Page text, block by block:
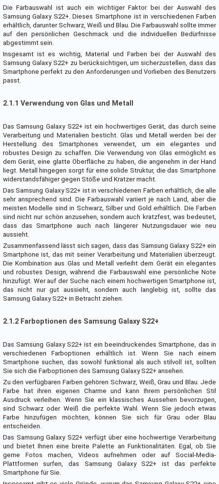
Die Farbauswahl ist auch ein wichtiger Faktor bei der Auswahl des
Samsung Galaxy S22+. Dieses Smartphone ist in verschiedenen Farben
erhältlich, darunter Schwarz, Weiß und Blau. Die Farbauswahl sollte immer
auf den persönlichen Geschmack und die individuellen Bedürfnisse
abgestimmt sein.
Insgesamt ist es wichtig, Material und Farben bei der Auswahl des
Samsung Galaxy S22+ zu berücksichtigen, um sicherzustellen, dass das
Smartphone perfekt zu den Anforderungen und Vorlieben des Benutzers
passt.
2.1.1 Verwendung von Glas und Metall
Das Samsung Galaxy S22+ ist ein hochwertiges Gerät, das durch seine
Verarbeitung und Materialien besticht. Glas und Metall werden bei der
Herstellung des Smartphones verwendet, um ein elegantes und
robustes Design zu schaffen. Die Verwendung von Glas ermöglicht es
dem Gerät, eine glatte Oberfläche zu haben, die angenehm in der Hand
liegt. Metall hingegen sorgt für eine solide Struktur, die das Smartphone
widerstandsfähiger gegen Stöße und Kratzer macht.
Das Samsung Galaxy S22+ ist in verschiedenen Farben erhältlich, die alle
sehr ansprechend sind. Die Farbauswahl variiert je nach Land, aber die
meisten Modelle sind in Schwarz, Silber und Gold erhältlich. Die Farben
sind nicht nur schön anzusehen, sondern auch kratzfest, was bedeutet,
dass das Smartphone auch nach längerer Nutzungsdauer wie neu
aussieht.
Zusammenfassend lässt sich sagen, dass das Samsung Galaxy S22+ ein
Smartphone ist, das mit seiner Verarbeitung und Materialien überzeugt.
Die Kombination aus Glas und Metall verleiht dem Gerät ein elegantes
und robustes Design, während die Farbauswahl eine persönliche Note
hinzufügt. Wer auf der Suche nach einem hochwertigen Smartphone ist,
das nicht nur gut aussieht, sondern auch langlebig ist, sollte das
Samsung Galaxy S22+ in Betracht ziehen.
2.1.2 Farboptionen des Samsung Galaxy S22+
Das Samsung Galaxy S22+ ist ein beeindruckendes Smartphone, das in
verschiedenen Farboptionen erhältlich ist. Wenn Sie nach einem
Smartphone suchen, das sowohl funktional als auch stilvoll ist, sollten
Sie sich die Farboptionen des Samsung Galaxy S22+ ansehen.
Zu den verfügbaren Farben gehören Schwarz, Weiß, Grau und Blau. Jede
Farbe hat ihren eigenen Charme und kann Ihrem persönlichen Stil
Ausdruck verleihen. Wenn Sie ein klassisches Aussehen bevorzugen,
sind Schwarz oder Weiß die perfekte Wahl. Wenn Sie jedoch etwas
Farbe hinzufügen möchten, können Sie sich für Grau oder Blau
entscheiden.
Das Samsung Galaxy S22+ verfügt über eine hochwertige Verarbeitung
und bietet Ihnen eine breite Palette an Funktionalitäten. Egal, ob Sie
gerne Fotos machen, Videos aufnehmen oder auf Social-Media-
Plattformen surfen, das Samsung Galaxy S22+ ist das perfekte
Smartphone für Sie.